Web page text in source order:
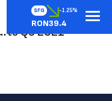
SFG -1.25%
RON39.4
Q3 2021